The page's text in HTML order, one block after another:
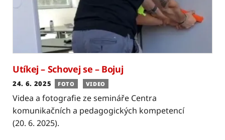
Utíkej – Schovej se – Bojuj
24. 6. 2025 FOTO VIDEO
Videa a fotografie ze semináře Centra
komunikačních a pedagogických kompetencí
(20. 6. 2025).